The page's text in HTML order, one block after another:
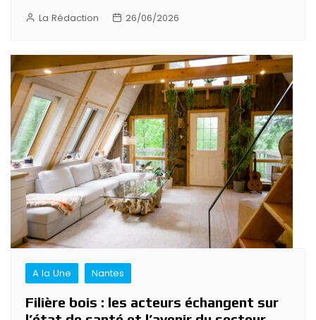
La Rédaction 26/06/2026
A la Une Nantes
Filière bois : les acteurs échangent sur